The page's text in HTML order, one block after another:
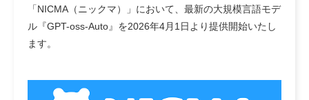
「NICMA（ニックマ）」において、最新の大規模言語モデ
ル『GPT-oss-Auto』を2026年4月1日より提供開始いたし
ます。